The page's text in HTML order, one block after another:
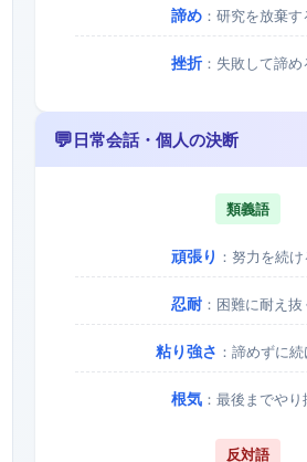
諦め ：研究を放棄す
挫折 ：失敗して諦め
💬日常会話・個人の決断
類義語
頑張り ：努力を続
忍耐 ：困難に耐え抜
粘り強さ ：諦めずに
根気 ：最後までやり
反対語